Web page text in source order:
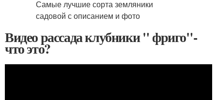
Видео рассада клубники " фриго"-
что это?